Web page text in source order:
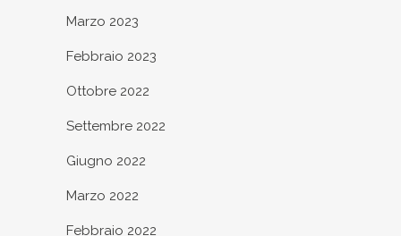
Marzo 2023
Febbraio 2023
Ottobre 2022
Settembre 2022
Giugno 2022
Marzo 2022
Febbraio 2022